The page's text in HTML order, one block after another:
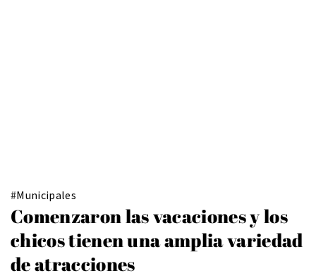
#Municipales
Comenzaron las vacaciones y los
chicos tienen una amplia variedad
de atracciones